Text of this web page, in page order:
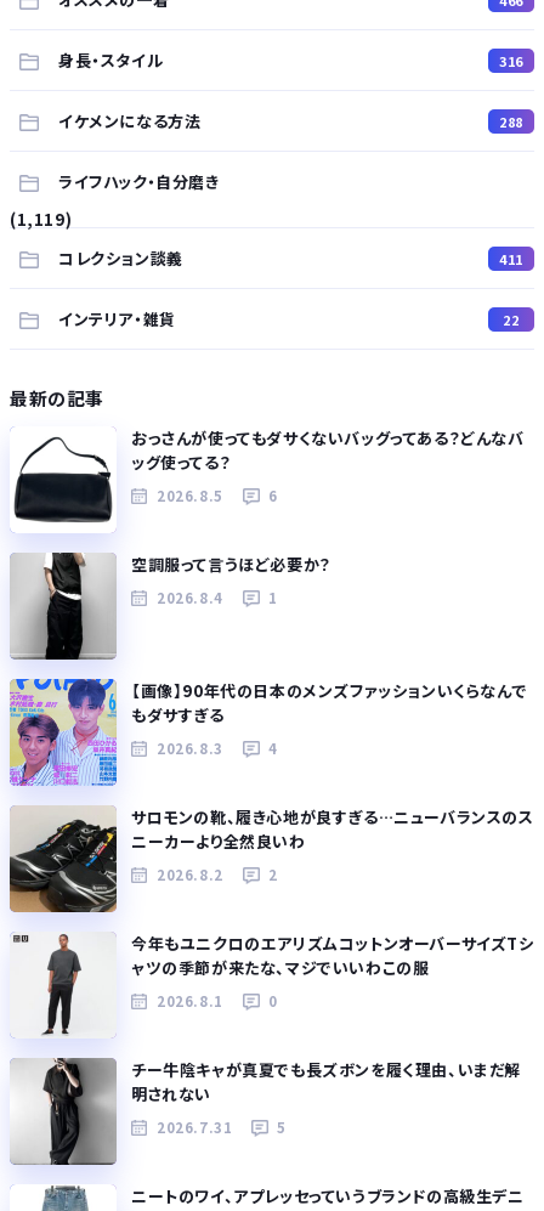
身長・スタイル 316
イケメンになる方法 288
ライフハック・自分磨き
(1,119)
コレクション談義
411
インテリア・雑貨 22
最新の記事
おっさんが使ってもダサくないバッグってある？どんなバ
ッグ使ってる？
2026.8.5 6
空調服って言うほど必要か？
2026.8.4 1
【画像】90年代の日本のメンズファッションいくらなんで
もダサすぎる
2026.8.3 4
サロモンの靴、履き心地が良すぎる…ニューバランスのス
ニーカーより全然良いわ
2026.8.2 2
今年もユニクロのエアリズムコットンオーバーサイズTシ
ャツの季節が来たな、マジでいいわこの服
2026.8.1 0
チー牛陰キャが真夏でも長ズボンを履く理由、いまだ解
明されない
2026.7.31 5
ニートのワイ、アプレッセっていうブランドの高級生デニ